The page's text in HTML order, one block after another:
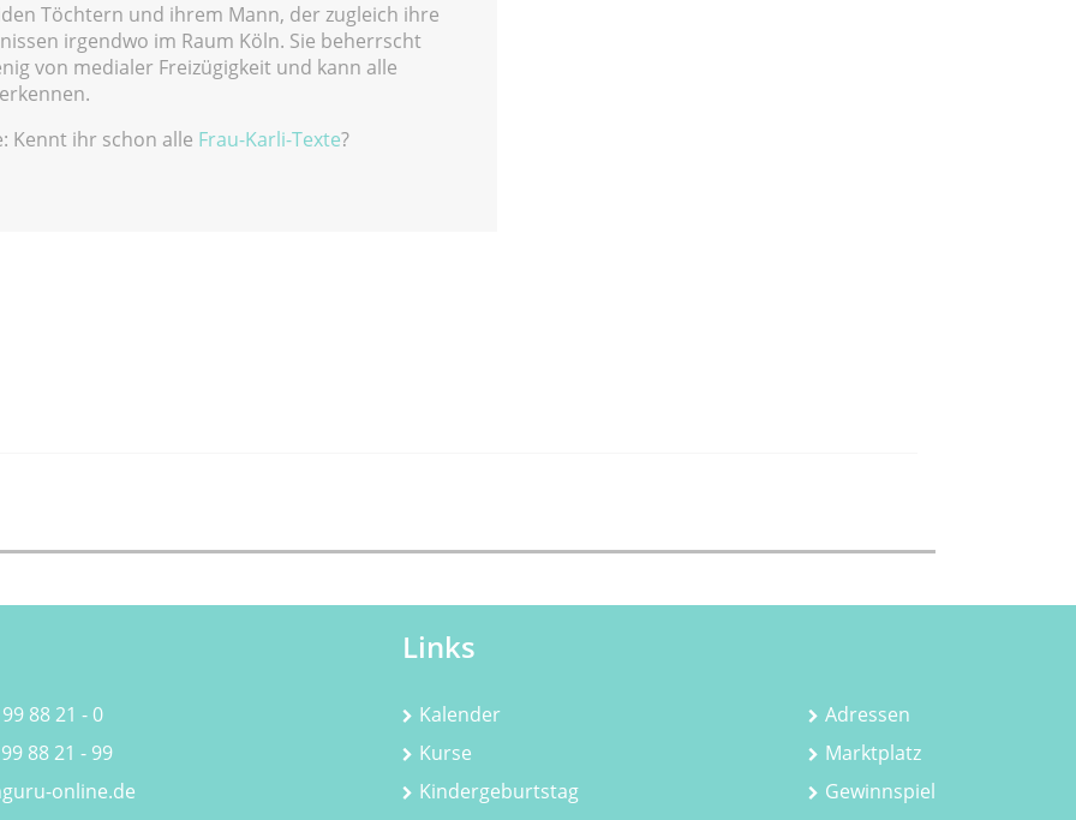
Töchtern und ihrem Mann, der zugleich ihre
irgendwo im Raum Köln. Sie beherrscht
von medialer Freizügigkeit und kann alle
Kennt ihr schon alle Frau-Karli-Texte?
88 21 - 0
88 21 - 99
online.de
Links
Kalender
Kurse
Kindergeburtstag
Adressen
Marktplatz
Gewinnspiel